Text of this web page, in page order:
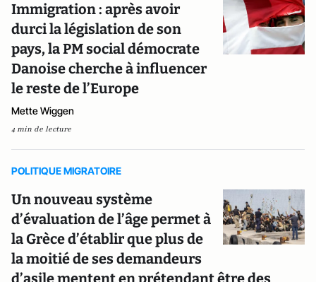
Immigration : après avoir
durci la législation de son
pays, la PM social démocrate
Danoise cherche à influencer
le reste de l’Europe
Mette Wiggen
4 min de lecture
POLITIQUE MIGRATOIRE
Un nouveau système
d’évaluation de l’âge permet à
la Grèce d’établir que plus de
la moitié de ses demandeurs
d’asile mentent en prétendant être des